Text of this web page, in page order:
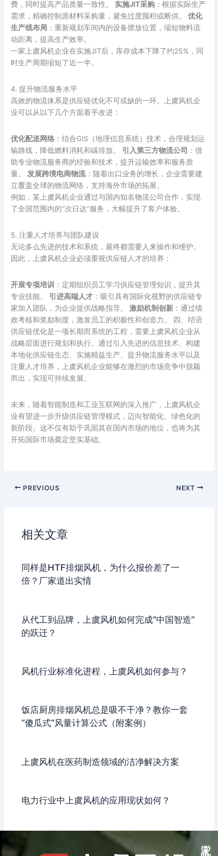
费，同时提高产品质量一致性。实施JIT采购 ：根据实际生产
需求，精确控制原材料采购量，避免过度囤积或断供。优化
生产线布局 ：重新规划车间内的设备摆放位置，缩短物料流
动距离，提高生产效率。
一家上虞风机企业在实施JIT后，库存成本下降了约25%，同
时生产周期缩短了近一半。
4. 提升物流服务水平
高效的物流体系是供应链优化不可或缺的一环。上虞风机企
业可以从以下几个方面着手改进：
优化配送网络 ：结合GIS（地理信息系统）技术，合理规划运
输路线，降低燃料消耗和碳排放。 引入第三方物流公司 ：借
助专业物流服务商的经验和技术，提升运输效率和服务质
量。发展跨境电商物流：随着出口业务的增长，企业需要建
立覆盖全球的物流网络，支持海外市场的拓展。
例如，某上虞风机企业通过与国内知名物流公司合作，实现
了全国范围内的“次日达”服务，大幅提升了客户体验。
5. 注重人才培养与团队建设
无论多么先进的技术和系统，最终都需要人来操作和维护。
因此，上虞风机企业必须重视供应链人才的培养：
开展专项培训 ：定期组织员工学习供应链管理知识，提升其
专业技能。 引进高端人才 ：吸引具有国际化视野的供应链专
家加入团队，为企业提供战略指导。激励机制创新 ：通过绩
效考核和奖励制度，激发员工的积极性和创造力。 四、结语
供应链优化是一项长期而系统的工程，需要上虞风机企业从
战略层面进行规划和执行。通过引入先进的信息技术、构建
本地化供应链生态、实施精益生产、提升物流服务水平以及
注重人才培养，上虞风机企业能够在激烈的市场竞争中脱颖
而出，实现可持续发展。
未来，随着智能制造和工业互联网的深入推广，上虞风机企
业有望进一步升级供应链管理模式，迈向智能化、绿色化的
新阶段。这不仅有助于巩固其在国内市场的地位，也将为其
开拓国际市场奠定坚实基础。
PREVIOUS NEXT
相关文章
同样是HTF排烟风机，为什么报价差了一
倍？厂家道出实情
从代工到品牌，上虞风机如何完成“中国智造”
的跃迁？
风机行业标准化进程，上虞风机如何参与？
饭店厨房排烟风机总是吸不干净？教你一套
“傻瓜式”风量计算公式（附案例）
上虞风机在医药制造领域的洁净解决方案
电力行业中上虞风机的应用现状如何？